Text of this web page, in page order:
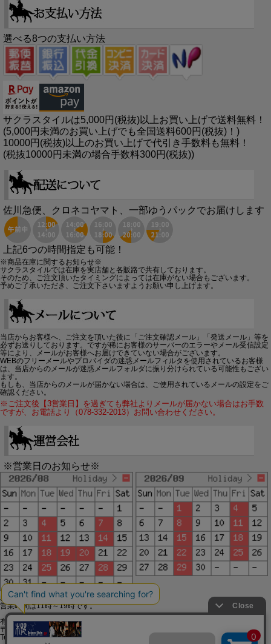
選べる8つの支払い方法
サクラスタイルは5,000円(税抜)以上お買い上げで送料無料！
(5,000円未満のお買い上げでも全国送料600円(税抜)！)
10000円(税抜)以上のお買い上げで代引き手数料も無料！
(税抜10000円未満の場合手数料300円(税抜))
佐川急便、クロネコヤマト、一部ゆうパックでお届けします
上記6つの時間指定も可能！
※商品在庫に関するお知らせ※
サクラスタイルでは在庫を実店舗と各販路で共有しております。
そのため、ご注文頂いたタイミングによっては在庫がない場合もございます。
予めご了承いただき、ご注文下さいますようお願い申し上げます。
当店からお客様へ、ご注文を頂いた後に「ご注文確認メール」「発送メール」等を
必ずお送りしております。ですが稀にお客様のサーバーのエラーやメール受信設定
等により、メールがお客様へお届けできていない場合がございます。
WEBのフリーメールやプロバイダの迷惑メールフィルタを使用されているお客様
は、当店からのメールが迷惑メールフォルダに振り分けられている可能性もござい
ます。
もしも、当店からのメールが届かない場合は、ご使用されているメールの設定をご
確認ください。
※ご注文後【3営業日】を過ぎても弊社よりメールが届かない場合はお手数
ですが、お電話より（078-332-2013）お問い合わせください。
※営業日のお知らせ※
赤字で塗られた日は配送定休日です。
営業時間は11時～19時です。
有限会社ジップジップ SakuraStyle通販事業部
〒650-0021 神戸市中央区三宮町3-9-19イトウビル1,4F
Tel:078-332-2013 FAX:078-333-6644